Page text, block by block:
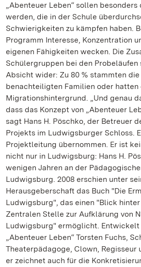
„Abenteuer Leben“ sollen
werden, die in der Schule
Schwierigkeiten zu kämpfen haben.
Programm Interesse, Konzentration
eigenen Fähigkeiten wecken. Die
Schülergruppen bei den
Absicht wider: Zu 80 % stammten
benachteiligten Familien oder hatten
Migrationshintergrund. „Und genau
dass das Konzept von „Abenteuer
sagt Hans H. Pöschko, der Betreuer
Projekts im Ludwigsburger Schloss.
Projektleitung übernommen. Er ist
nicht nur in Ludwigsburg: Hans H.
wenigen Jahren an der
Ludwigsburg. 2008 erschien unter
Herausgeberschaft das Buch "Die
Ludwigsburg", das einen "Blick
Zentralen Stelle zur Aufklärung von
Ludwigsburg" ermöglicht. Entwickelt
„Abenteuer Leben“ Torsten Fuchs,
Theaterpädagoge, Clown, Regisseur
er zeichnet auch für die